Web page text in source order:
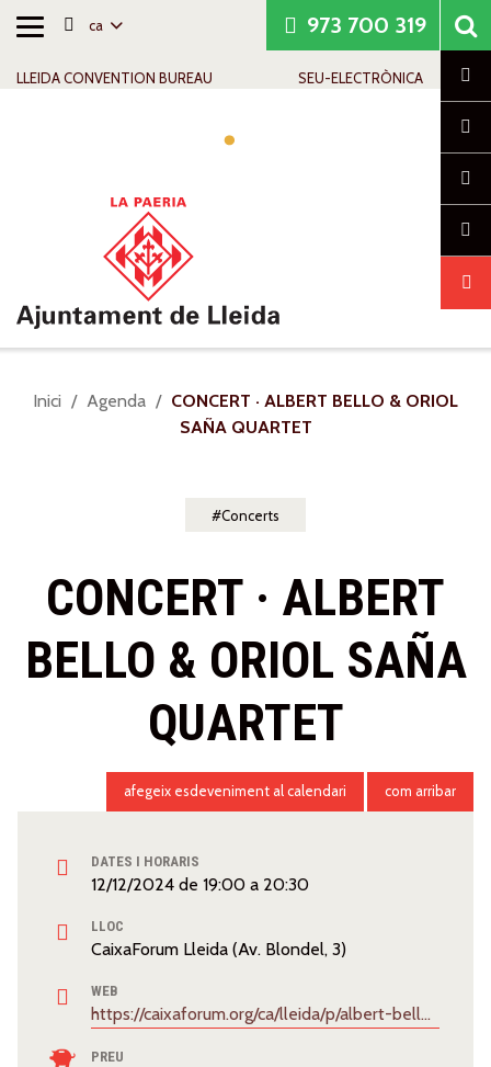
Alternar
ca
LLEIDA CONVENTION BUREAU SEU-ELECTRÒNICA
973 700 319
Sou
Inici Agenda
CONCERT · ALBERT BELLO & ORIOL
SAÑA QUARTET
Concerts
CONCERT · ALBERT
BELLO & ORIOL SAÑA
QUARTET
DATES I HORARIS
12/12/2024 de 19:00 a 20:30
LLOC
CaixaForum Lleida (Av. Blondel, 3)
WEB
https://caixaforum.org/ca/lleida/p/albert-bello-oriol-sana-quartet_a168518760
PREU
afegeix esdeveniment al calendari com arribar